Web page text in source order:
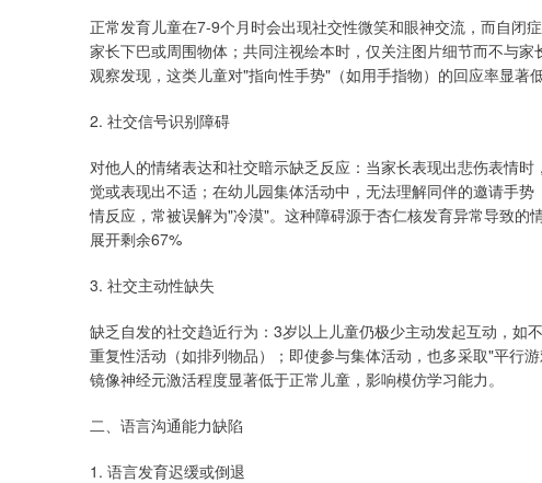
正常发育儿童在7-9个月时会出现社交性微笑和眼神交流，而自闭
家长下巴或周围物体；共同注视绘本时，仅关注图片细节而不与
观察发现，这类儿童对"指向性手势"（如用手指物）的回应率显著
2. 社交信号识别障碍
对他人的情绪表达和社交暗示缺乏反应：当家长表现出悲伤表情
觉或表现出不适；在幼儿园集体活动中，无法理解同伴的邀请手
情反应，常被误解为"冷漠"。这种障碍源于杏仁核发育异常导致的
展开剩余67%
3. 社交主动性缺失
缺乏自发的社交趋近行为：3岁以上儿童仍极少主动发起互动，如
重复性活动（如排列物品）；即使参与集体活动，也多采取"平行
镜像神经元激活程度显著低于正常儿童，影响模仿学习能力。
二、语言沟通能力缺陷
1. 语言发育迟缓或倒退